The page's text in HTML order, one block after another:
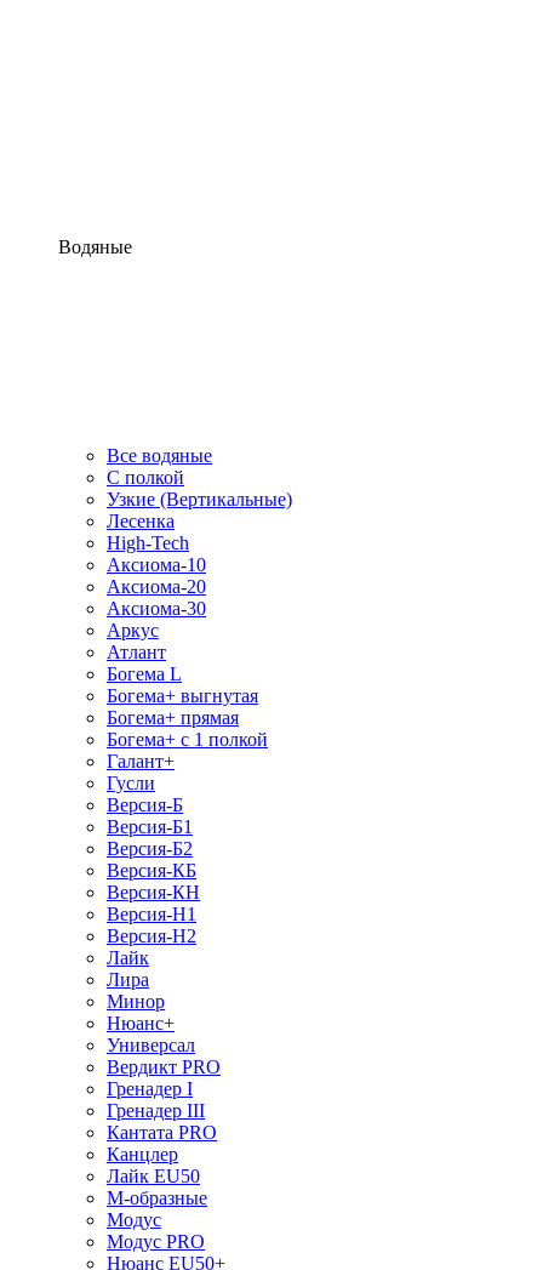
Водяные
Все водяные
С полкой
Узкие (Вертикальные)
Лесенка
High-Tech
Аксиома-10
Аксиома-20
Аксиома-30
Аркус
Атлант
Богема L
Богема+ выгнутая
Богема+ прямая
Богема+ с 1 полкой
Галант+
Гусли
Версия-Б
Версия-Б1
Версия-Б2
Версия-КБ
Версия-КН
Версия-Н1
Версия-Н2
Лайк
Лира
Минор
Нюанс+
Универсал
Вердикт PRO
Гренадер I
Гренадер III
Кантата PRO
Канцлер
Лайк EU50
М-образные
Модус
Модус PRO
Нюанс EU50+